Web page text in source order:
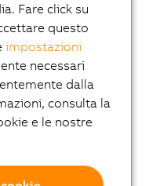
Fare click su
questo
impostazioni
necessari
dalla
consulta la
e le nostre